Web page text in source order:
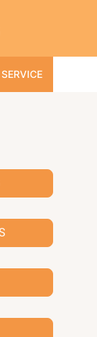
SERVICE